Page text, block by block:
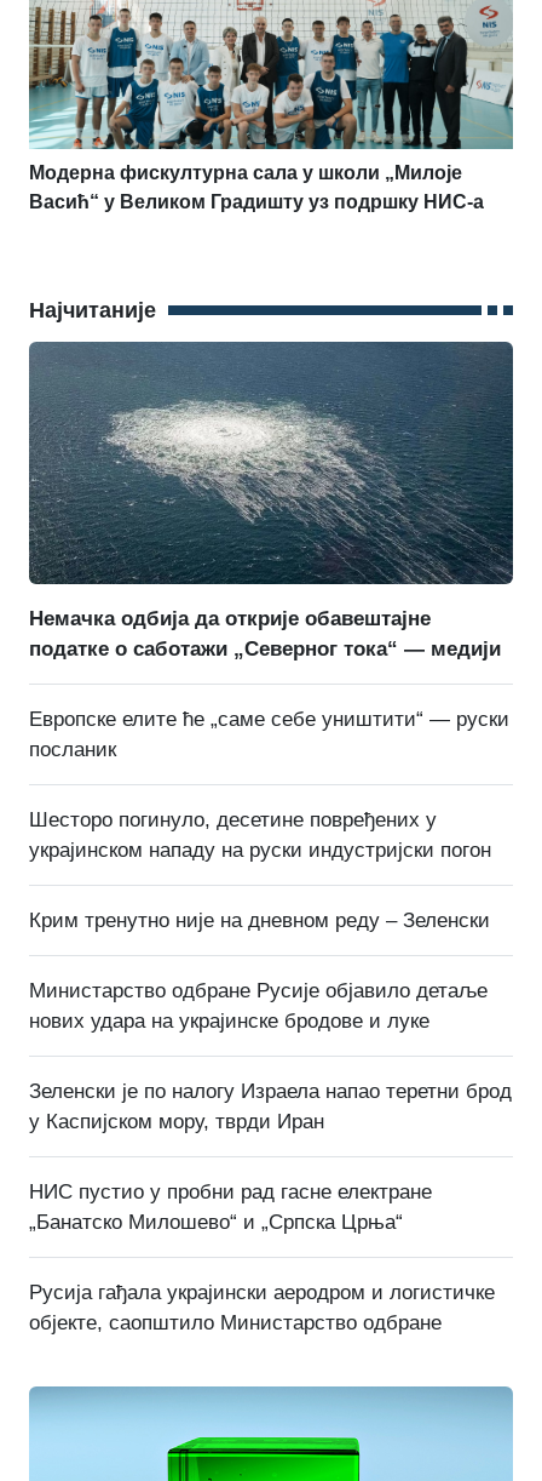
Модерна фискултурна сала у школи „Милоје
Васић“ у Великом Градишту уз подршку НИС-а
Најчитаније
Немачка одбија да открије обавештајне
податке о саботажи „Северног тока“ — медији
Европске елите ће „саме себе уништити“ — руски
посланик
Шесторо погинуло, десетине повређених у
украјинском нападу на руски индустријски погон
Крим тренутно није на дневном реду – Зеленски
Министарство одбране Русије објавило детаље
нових удара на украјинске бродове и луке
Зеленски је по налогу Израела напао теретни брод
у Каспијском мору, тврди Иран
НИС пустио у пробни рад гасне електране
„Банатско Милошево“ и „Српска Црња“
Русија гађала украјински аеродром и логистичке
објекте, саопштило Министарство одбране